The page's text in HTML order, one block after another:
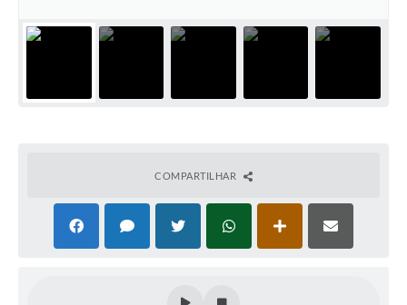
Lei Aldir Blanc
Publicidade
Notícias
Galeria de Vídeos
COMPARTILHAR